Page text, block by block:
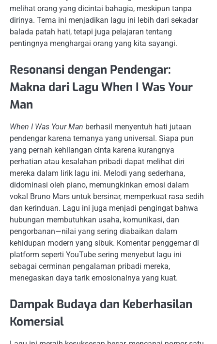
melihat orang yang dicintai bahagia, meskipun tanpa
dirinya. Tema ini menjadikan lagu ini lebih dari sekadar
balada patah hati, tetapi juga pelajaran tentang
pentingnya menghargai orang yang kita sayangi.
Resonansi dengan Pendengar:
Makna dari Lagu When I Was Your
Man
When I Was Your Man berhasil menyentuh hati jutaan
pendengar karena temanya yang universal. Siapa pun
yang pernah kehilangan cinta karena kurangnya
perhatian atau kesalahan pribadi dapat melihat diri
mereka dalam lirik lagu ini. Melodi yang sederhana,
didominasi oleh piano, memungkinkan emosi dalam
vokal Bruno Mars untuk bersinar, memperkuat rasa sedih
dan kerinduan. Lagu ini juga menjadi pengingat bahwa
hubungan membutuhkan usaha, komunikasi, dan
pengorbanan—nilai yang sering diabaikan dalam
kehidupan modern yang sibuk. Komentar penggemar di
platform seperti YouTube sering menyebut lagu ini
sebagai cerminan pengalaman pribadi mereka,
menegaskan daya tarik emosionalnya yang kuat.
Dampak Budaya dan Keberhasilan
Komersial